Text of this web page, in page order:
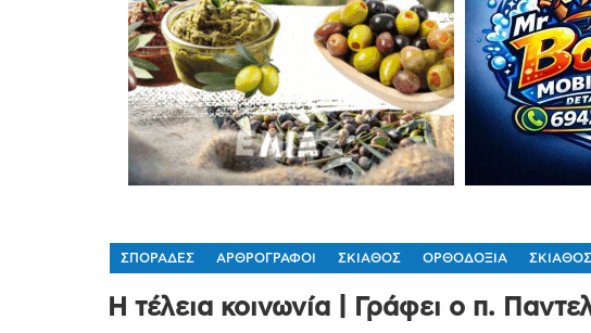
ΣΠΟΡΑΔΕΣ ΑΡΘΡΟΓΡΑΦΟΙ ΣΚΙΑΘΟΣ ΟΡΘΟΔΟΞΙΑ ΣΚΙΑΘΟΣ
Η τέλεια κοινωνία | Γράφει ο π.